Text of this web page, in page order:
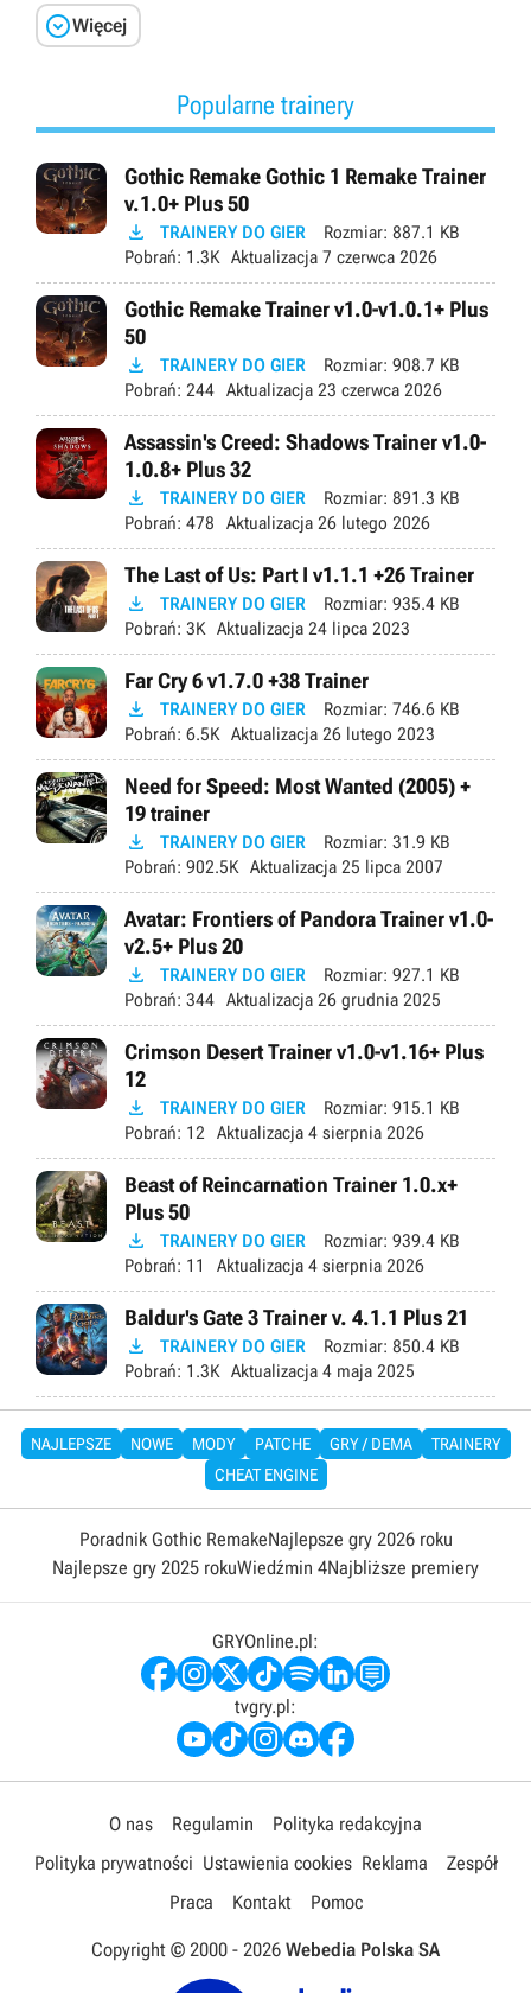
Więcej
Popularne trainery
Gothic Remake Gothic 1 Remake Trainer
v.1.0+ Plus 50
 TRAINERY DO GIER Rozmiar: 887.1 KB
Pobrań: 1.3K Aktualizacja 7 czerwca 2026
Gothic Remake Trainer v1.0-v1.0.1+ Plus
50
 TRAINERY DO GIER Rozmiar: 908.7 KB
Pobrań: 244 Aktualizacja 23 czerwca 2026
Assassin's Creed: Shadows Trainer v1.0-
1.0.8+ Plus 32
 TRAINERY DO GIER Rozmiar: 891.3 KB
Pobrań: 478 Aktualizacja 26 lutego 2026
The Last of Us: Part I v1.1.1 +26 Trainer
 TRAINERY DO GIER Rozmiar: 935.4 KB
Pobrań: 3K Aktualizacja 24 lipca 2023
Far Cry 6 v1.7.0 +38 Trainer
 TRAINERY DO GIER Rozmiar: 746.6 KB
Pobrań: 6.5K Aktualizacja 26 lutego 2023
Need for Speed: Most Wanted (2005) +
19 trainer
 TRAINERY DO GIER Rozmiar: 31.9 KB
Pobrań: 902.5K Aktualizacja 25 lipca 2007
Avatar: Frontiers of Pandora Trainer v1.0-
v2.5+ Plus 20
 TRAINERY DO GIER Rozmiar: 927.1 KB
Pobrań: 344 Aktualizacja 26 grudnia 2025
Crimson Desert Trainer v1.0-v1.16+ Plus
12
 TRAINERY DO GIER Rozmiar: 915.1 KB
Pobrań: 12 Aktualizacja 4 sierpnia 2026
Beast of Reincarnation Trainer 1.0.x+
Plus 50
 TRAINERY DO GIER Rozmiar: 939.4 KB
Pobrań: 11 Aktualizacja 4 sierpnia 2026
Baldur's Gate 3 Trainer v. 4.1.1 Plus 21
 TRAINERY DO GIER Rozmiar: 850.4 KB
Pobrań: 1.3K Aktualizacja 4 maja 2025
NAJLEPSZE NOWE MODY PATCHE GRY / DEMA
TRAINERY
CHEAT ENGINE
Poradnik Gothic RemakeNajlepsze gry 2026 roku
Najlepsze gry 2025 rokuWiedźmin 4Najbliższe premiery
GRYOnline.pl:
tvgry.pl:
O nas Regulamin
Polityka redakcyjna
Polityka prywatności Ustawienia cookies Reklama
Zespół
Praca
Kontakt Pomoc
Copyright © 2000 - 2026 Webedia Polska SA